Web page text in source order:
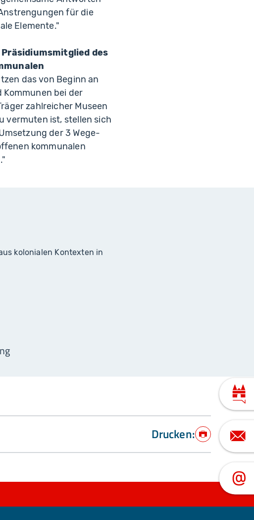
für die
Elemente."
des
das von Beginn an
bei der
zahlreicher Museen
vermuten ist, stellen sich
der 3 Wege-
kommunalen
kolonialen Kontexten in
Drucken: Drucken